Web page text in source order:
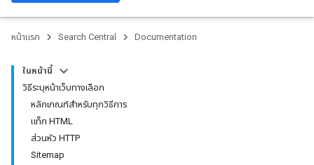
หน้าแรก Search Central Documentation
ในหน้านี้
วิธีระบุหน้าเว็บทางเลือก
หลักเกณฑ์สำหรับทุกวิธีการ
แท็ก HTML
ส่วนหัว HTTP
Sitemap